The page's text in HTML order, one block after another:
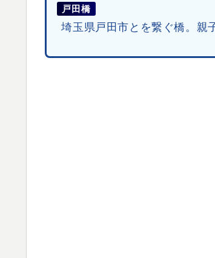
戸田橋
埼玉県戸田市とを繋ぐ橋。親